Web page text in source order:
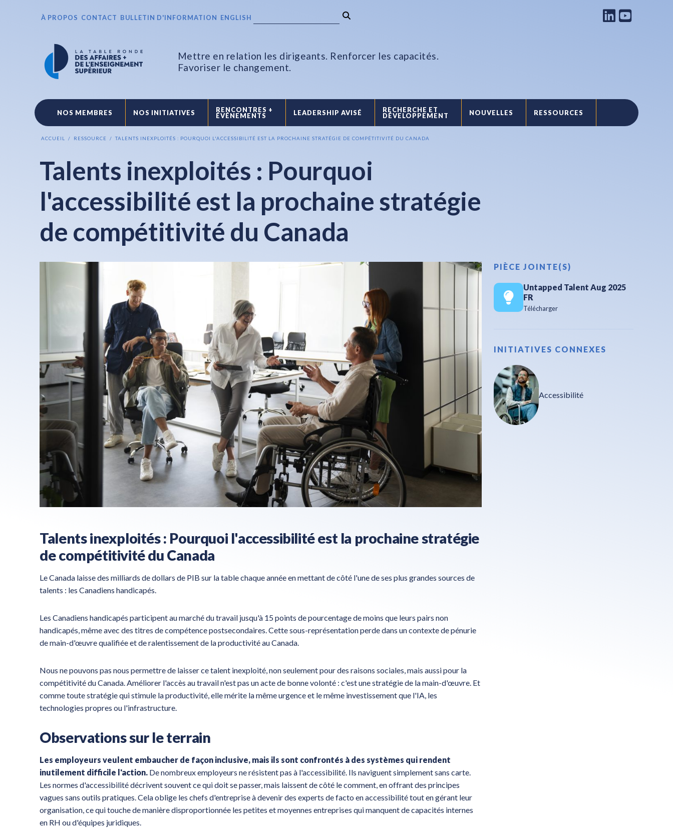
À PROPOS CONTACT BULLETIN D'INFORMATION ENGLISH
Mettre en relation les dirigeants. Renforcer les capacités.
Favoriser le changement.
NOS MEMBRES NOS INITIATIVES RENCONTRES +
ÉVÉNEMENTS LEADERSHIP AVISÉ RECHERCHE ET
DÉVELOPPEMENT NOUVELLES RESSOURCES
ACCUEIL RESSOURCE TALENTS INEXPLOITÉS : POURQUOI L'ACCESSIBILITÉ EST LA PROCHAINE STRATÉGIE DE COMPÉTITIVITÉ DU CANADA
Talents inexploités : Pourquoi
l'accessibilité est la prochaine stratégie
de compétitivité du Canada
Talents inexploités : Pourquoi l'accessibilité est la prochaine stratégie
de compétitivité du Canada
Le Canada laisse des milliards de dollars de PIB sur la table chaque année en mettant de côté l'une de ses plus grandes sources de
talents : les Canadiens handicapés.
Les Canadiens handicapés participent au marché du travail jusqu'à 15 points de pourcentage de moins que leurs pairs non
handicapés, même avec des titres de compétence postsecondaires. Cette sous-représentation perde dans un contexte de pénurie
de main-d'œuvre qualifiée et de ralentissement de la productivité au Canada.
Nous ne pouvons pas nous permettre de laisser ce talent inexploité, non seulement pour des raisons sociales, mais aussi pour la
compétitivité du Canada. Améliorer l'accès au travail n'est pas un acte de bonne volonté : c'est une stratégie de la main-d'œuvre. Et
comme toute stratégie qui stimule la productivité, elle mérite la même urgence et le même investissement que l'IA, les
technologies propres ou l'infrastructure.
Observations sur le terrain
Les employeurs veulent embaucher de façon inclusive, mais ils sont confrontés à des systèmes qui rendent
inutilement difficile l'action. De nombreux employeurs ne résistent pas à l'accessibilité. Ils naviguent simplement sans carte.
Les normes d'accessibilité décrivent souvent ce qui doit se passer, mais laissent de côté le comment, en offrant des principes
vagues sans outils pratiques. Cela oblige les chefs d'entreprise à devenir des experts de facto en accessibilité tout en gérant leur
organisation, ce qui touche de manière disproportionnée les petites et moyennes entreprises qui manquent de capacités internes
en RH ou d'équipes juridiques.
PIÈCE JOINTE(S)
Untapped Talent Aug 2025
FR
Télécharger
INITIATIVES CONNEXES
Accessibilité